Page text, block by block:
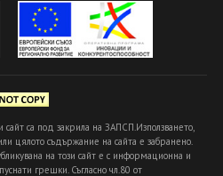
сайт са под закрила на ЗАПСП.Използването,
цялото съдържание на сайта е забранено.
на този сайт е с информационна и
грешки. Съгласно чл.80 от